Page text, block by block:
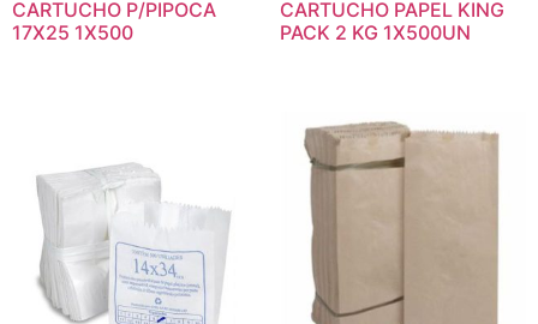
CARTUCHO P/PIPOCA
17X25 1X500
CARTUCHO PAPEL KING
PACK 2 KG 1X500UN